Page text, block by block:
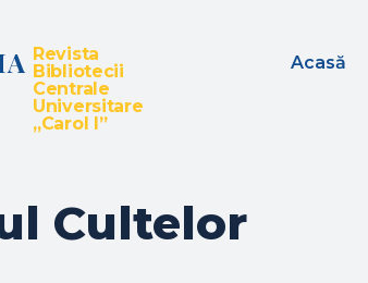
Revista
Bibliotecii
Centrale
Universitare
„Carol I”
Acasă
Cultelor